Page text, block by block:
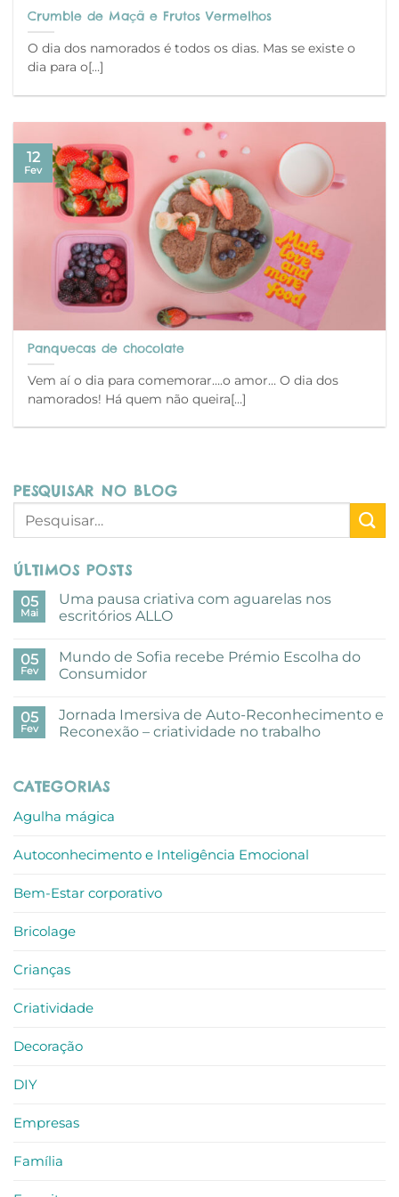
Crumble de Maçã e Frutos Vermelhos
O dia dos namorados é todos os dias. Mas se existe o
dia para o[…]
Panquecas de chocolate
Vem aí o dia para comemorar….o amor… O dia dos
namorados! Há quem não queira[…]
12
Fev
PESQUISAR NO BLOG
ÚLTIMOS POSTS
05
Mai
Uma pausa criativa com aguarelas nos
escritórios ALLO
em
Uma
pausa
aguarelas
nos
escritórios
05
Fev
Mundo de Sofia recebe Prémio Escolha do
Consumidor
em
Mundo
de
Escolha
do
05
Fev
Jornada Imersiva de Auto-Reconhecimento e
Reconexão – criatividade no trabalho
Jornada
Imersiva
Auto-
Reconexão
no
trabalho
CATEGORIAS
Agulha mágica
Autoconhecimento e Inteligência Emocional
Bem-Estar corporativo
Bricolage
Crianças
Criatividade
Decoração
DIY
Empresas
Família